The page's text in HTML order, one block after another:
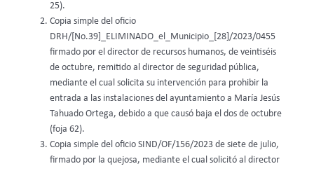
25).
Copia simple del oficio
DRH/[No.39]_ELIMINADO_el_Municipio_[28]/2023/0455
firmado por el director de recursos humanos, de veintiséis
de octubre, remitido al director de seguridad pública,
mediante el cual solicita su intervención para prohibir la
entrada a las instalaciones del ayuntamiento a María Jesús
Tahuado Ortega, debido a que causó baja el dos de octubre
(foja 62).
Copia simple del oficio SIND/OF/156/2023 de siete de julio,
firmado por la quejosa, mediante el cual solicitó al director